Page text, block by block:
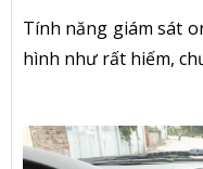
Tính năng giám sát
hình như rất hiếm,